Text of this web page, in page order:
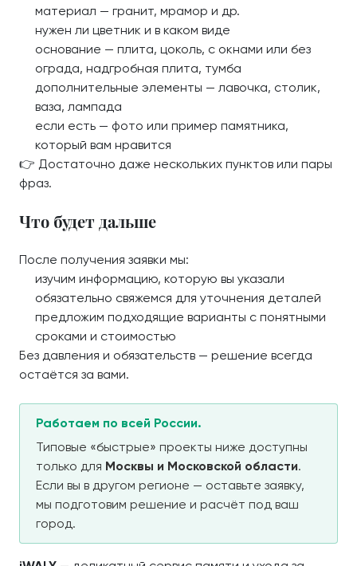
материал — гранит, мрамор и др.
нужен ли цветник и в каком виде
основание — плита, цоколь, с окнами или без
ограда, надгробная плита, тумба
дополнительные элементы — лавочка, столик,
ваза, лампада
если есть — фото или пример памятника,
который вам нравится
👉 Достаточно даже нескольких пунктов или пары
фраз.
Что будет дальше
После получения заявки мы:
изучим информацию, которую вы указали
обязательно свяжемся для уточнения деталей
предложим подходящие варианты с понятными
сроками и стоимостью
Без давления и обязательств — решение всегда
остаётся за вами.
Работаем по всей России.
Типовые «быстрые» проекты ниже доступны
только для Москвы и Московской области.
Если вы в другом регионе — оставьте заявку,
мы подготовим решение и расчёт под ваш
город.